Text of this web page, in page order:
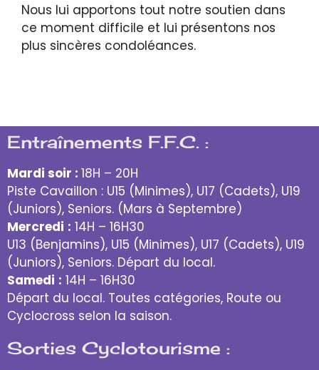
Nous lui apportons tout notre soutien dans
ce moment difficile et lui présentons nos
plus sincères condoléances.
Entraînements F.F.C. :
Mardi soir : 18H – 20H
Piste Cavaillon : U15 (Minimes), U17 (Cadets), U19
(Juniors), Seniors. (Mars à Septembre)
Mercredi : 14H – 16H30
U13 (Benjamins), U15 (Minimes), U17 (Cadets), U19
(Juniors), Seniors. Départ du local.
Samedi : 14H – 16H30
Départ du local. Toutes catégories, Route ou
Cyclocross selon la saison.
Sorties Cyclotourisme :